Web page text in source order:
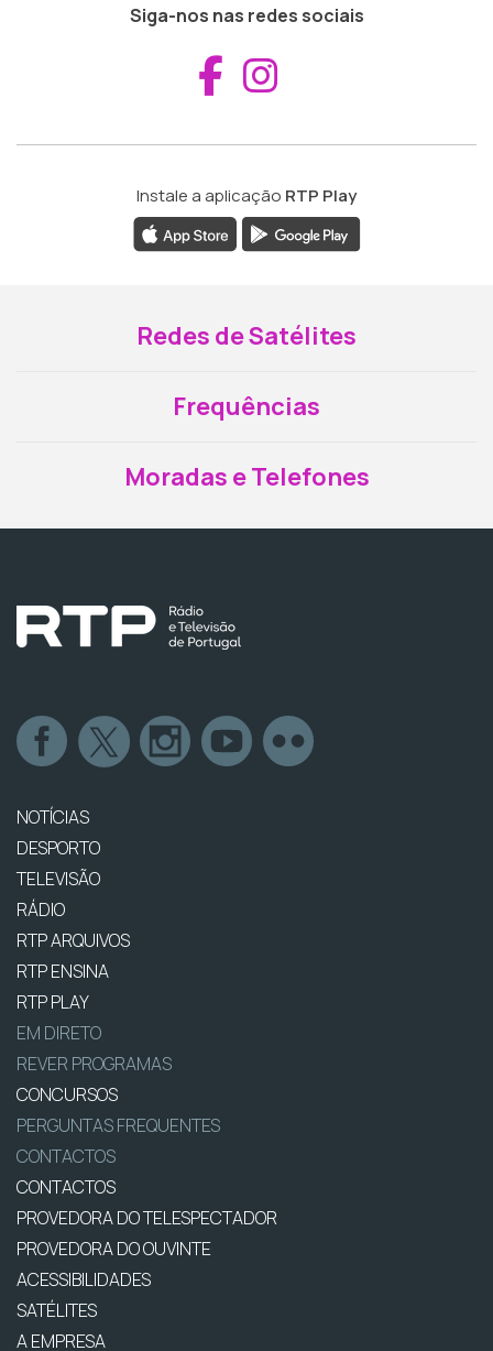
Siga-nos nas redes sociais
Aceder ao
Instale a aplicação RTP Play
Redes de Satélites
Frequências
Moradas e Telefones
NOTÍCIAS
DESPORTO
TELEVISÃO
RÁDIO
RTP ARQUIVOS
RTP ENSINA
RTP PLAY
EM DIRETO
REVER PROGRAMAS
CONCURSOS
PERGUNTAS FREQUENTES
CONTACTOS
CONTACTOS
PROVEDORA DO TELESPECTADOR
PROVEDORA DO OUVINTE
ACESSIBILIDADES
SATÉLITES
A EMPRESA